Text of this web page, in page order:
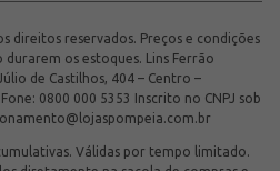
direitos reservados. Preços e condições
os estoques. Lins Ferrão
de Castilhos, 404 – Centro –
Fone: 0800 000 5353 Inscrito no CNPJ sob
Válidas por tempo limitado.